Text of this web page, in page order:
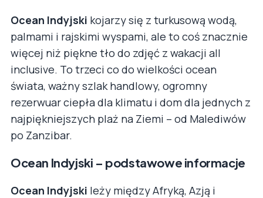
Ocean Indyjski kojarzy się z turkusową wodą,
palmami i rajskimi wyspami, ale to coś znacznie
więcej niż piękne tło do zdjęć z wakacji all
inclusive. To trzeci co do wielkości ocean
świata, ważny szlak handlowy, ogromny
rezerwuar ciepła dla klimatu i dom dla jednych z
najpiękniejszych plaż na Ziemi – od Malediwów
po Zanzibar.
Ocean Indyjski – podstawowe informacje
Ocean Indyjski leży między Afryką, Azją i